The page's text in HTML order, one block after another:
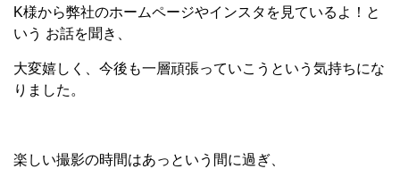
K様から弊社のホームページやインスタを見ているよ！と
いう お話を聞き、
大変嬉しく、今後も一層頑張っていこうという気持ちにな
りました。
楽しい撮影の時間はあっという間に過ぎ、